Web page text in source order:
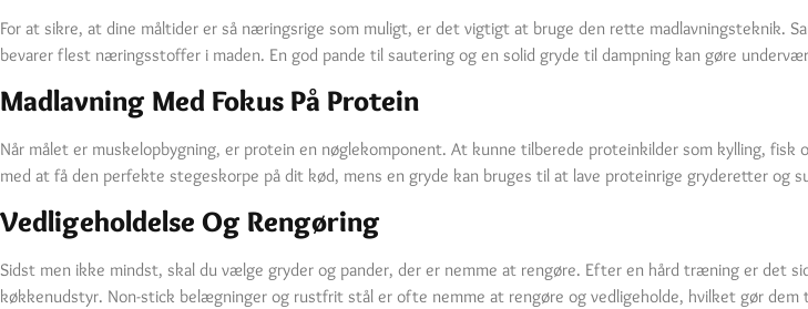
For at sikre, at dine måltider er så næringsrige som muligt, er det vigtigt at bruge den rette madlavningsteknik.
bevarer flest næringsstoffer i maden. En god pande til sautering og en solid gryde til dampning kan gøre
Madlavning Med Fokus På Protein
Når målet er muskelopbygning, er protein en nøglekomponent. At kunne tilberede proteinkilder som kylling,
med at få den perfekte stegeskorpe på dit kød, mens en gryde kan bruges til at lave proteinrige gryderetter og
Vedligeholdelse Og Rengøring
Sidst men ikke mindst, skal du vælge gryder og pander, der er nemme at rengøre. Efter en hård træning er det
køkkenudstyr. Non-stick belægninger og rustfrit stål er ofte nemme at rengøre og vedligeholde, hvilket gør dem